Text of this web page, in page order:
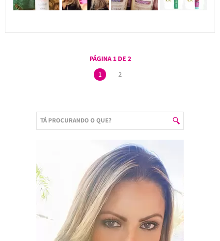
PÁGINA 1 DE 2
1
2